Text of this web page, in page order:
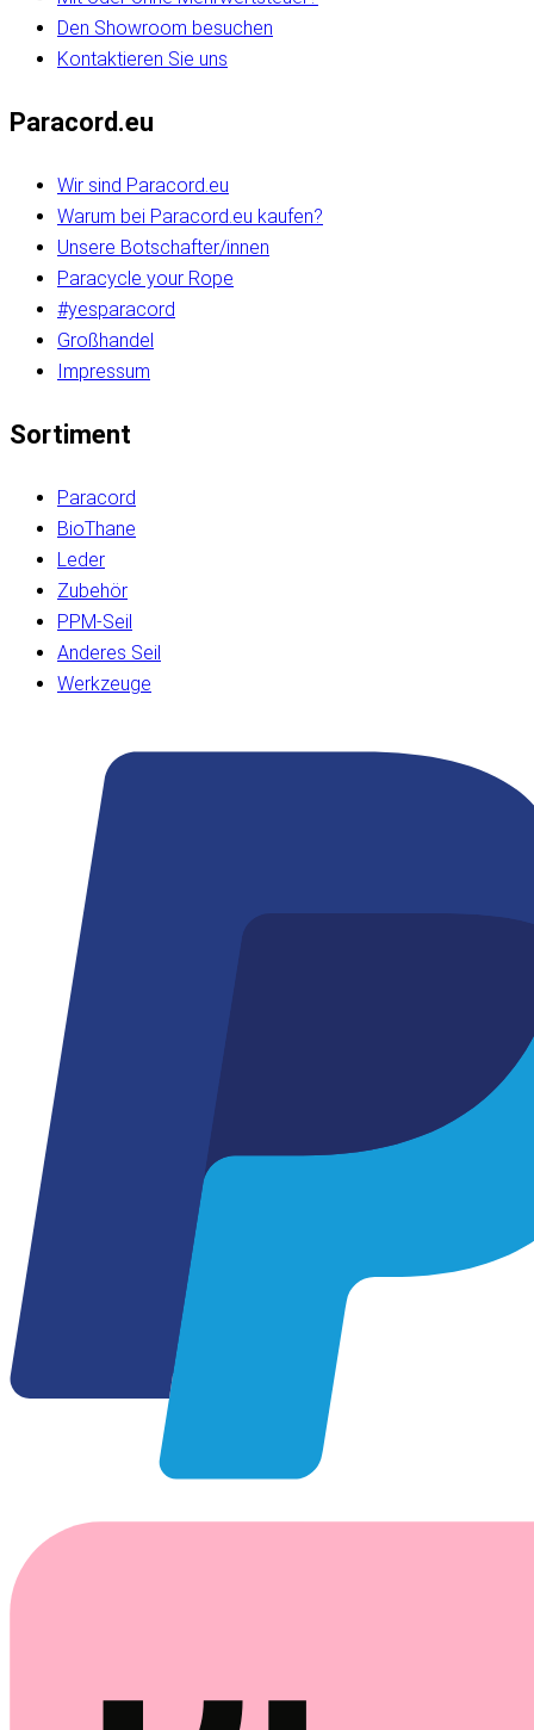
Den Showroom besuchen
Kontaktieren Sie uns
Paracord.eu
Wir sind Paracord.eu
Warum bei Paracord.eu kaufen?
Unsere Botschafter/innen
Paracycle your Rope
#yesparacord
Großhandel
Impressum
Sortiment
Paracord
BioThane
Leder
Zubehör
PPM-Seil
Anderes Seil
Werkzeuge